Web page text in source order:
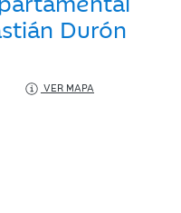
Durón
VER MAPA